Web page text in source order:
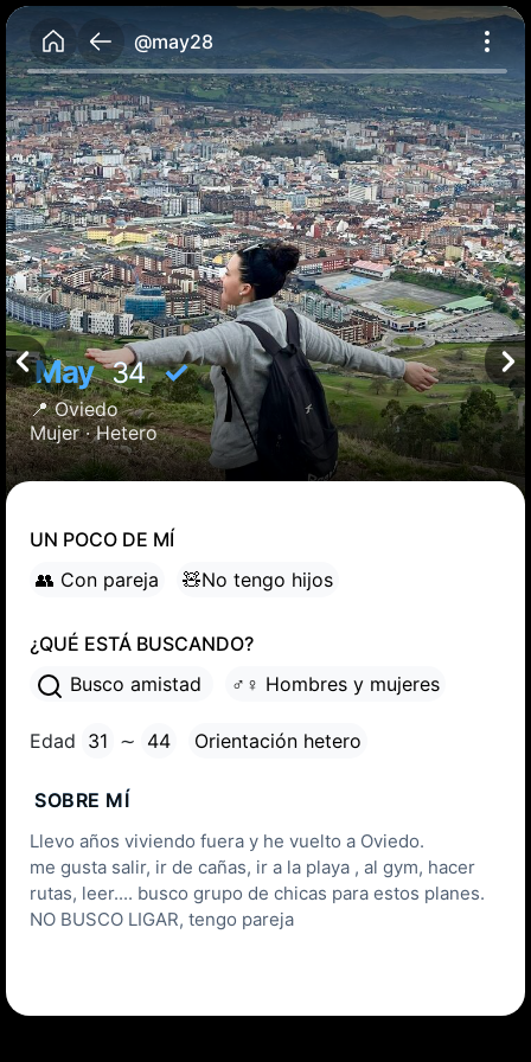
@may28
May34✓
📍Oviedo
Mujer ·Hetero
UN POCO DE MÍ
👥 Con pareja
🧸No tengo hijos
¿QUÉ ESTÁ BUSCANDO?
Busco amistad
♂♀ Hombres y mujeres
Edad 31 ∼ 44 Orientación hetero
SOBRE MÍ
Llevo años viviendo fuera y he vuelto a Oviedo.
me gusta salir, ir de cañas, ir a la playa , al gym, hacer
rutas, leer.... busco grupo de chicas para estos planes.
NO BUSCO LIGAR, tengo pareja